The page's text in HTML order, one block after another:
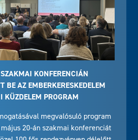
KONFERENCIÁN
BE AZ EMBERKERESKEDELEM
KÜZDELEM PROGRAM
megvalósuló program
20-án szakmai konferenciát
100 fős rendezvényen délelőtt